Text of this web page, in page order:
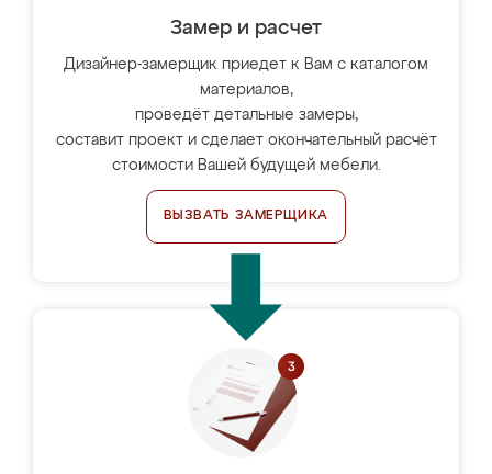
Замер и расчет
Дизайнер-замерщик приедет к Вам с каталогом
материалов,
проведёт детальные замеры,
составит проект и сделает окончательный расчёт
стоимости Вашей будущей мебели.
ВЫЗВАТЬ ЗАМЕРЩИКА